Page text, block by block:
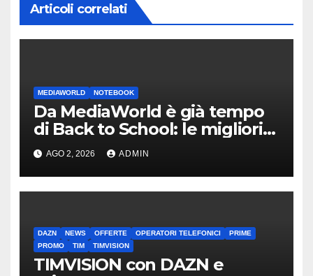
Articoli correlati
MEDIAWORLD NOTEBOOK
Da MediaWorld è già tempo
di Back to School: le migliori
offerte fino al 13 agosto
AGO 2, 2026 ADMIN
DAZN NEWS OFFERTE OPERATORI TELEFONICI
PRIME
PROMO
TIM TIMVISION
TIMVISION con DAZN e